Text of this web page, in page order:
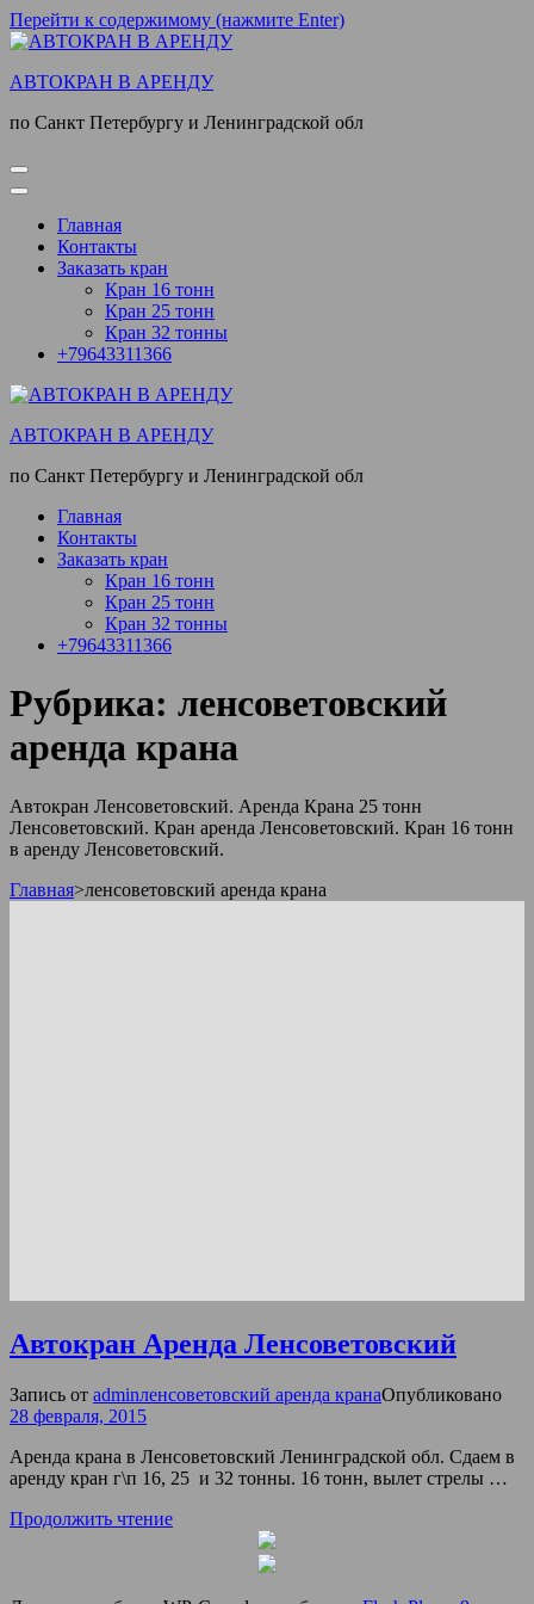
Перейти к содержимому (нажмите Enter)
АВТОКРАН В АРЕНДУ
по Санкт Петербургу и Ленинградской обл
Главная
Контакты
Заказать кран
Кран 16 тонн
Кран 25 тонн
Кран 32 тонны
+79643311366
АВТОКРАН В АРЕНДУ
по Санкт Петербургу и Ленинградской обл
Главная
Контакты
Заказать кран
Кран 16 тонн
Кран 25 тонн
Кран 32 тонны
+79643311366
Рубрика: ленсоветовский
аренда крана
Автокран Ленсоветовский. Аренда Крана 25 тонн
Ленсоветовский. Кран аренда Ленсоветовский. Кран 16 тонн
в аренду Ленсоветовский.
Главная>ленсоветовский аренда крана
Автокран Аренда Ленсоветовский
Запись от adminленсоветовский аренда кранаОпубликовано
28 февраля, 2015
Аренда крана в Ленсоветовский Ленинградской обл. Сдаем в
аренду кран г\п 16, 25 и 32 тонны. 16 тонн, вылет стрелы …
Продолжить чтение